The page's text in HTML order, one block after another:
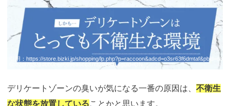
引用： https://store.bizki.jp/shopping/lp.php?p=raccoon&adcd=o3sr63f6dmtaf&pbid=d8
6bb2df7b521dbb0cee669ea6cc37f3202301&guid=ON
デリケートゾーンの臭いが気になる一番の原因は、 不衛生
な状態を放置していることかと思います。